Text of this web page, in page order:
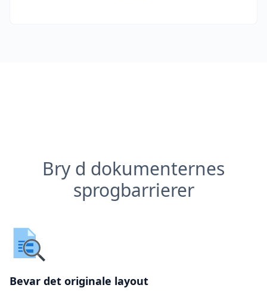
Bry d dokumenternes
sprogbarrierer
Bevar det originale layout